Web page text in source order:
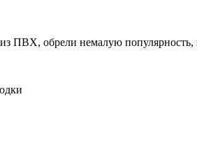
ПВХ, обрели немалую популярность,